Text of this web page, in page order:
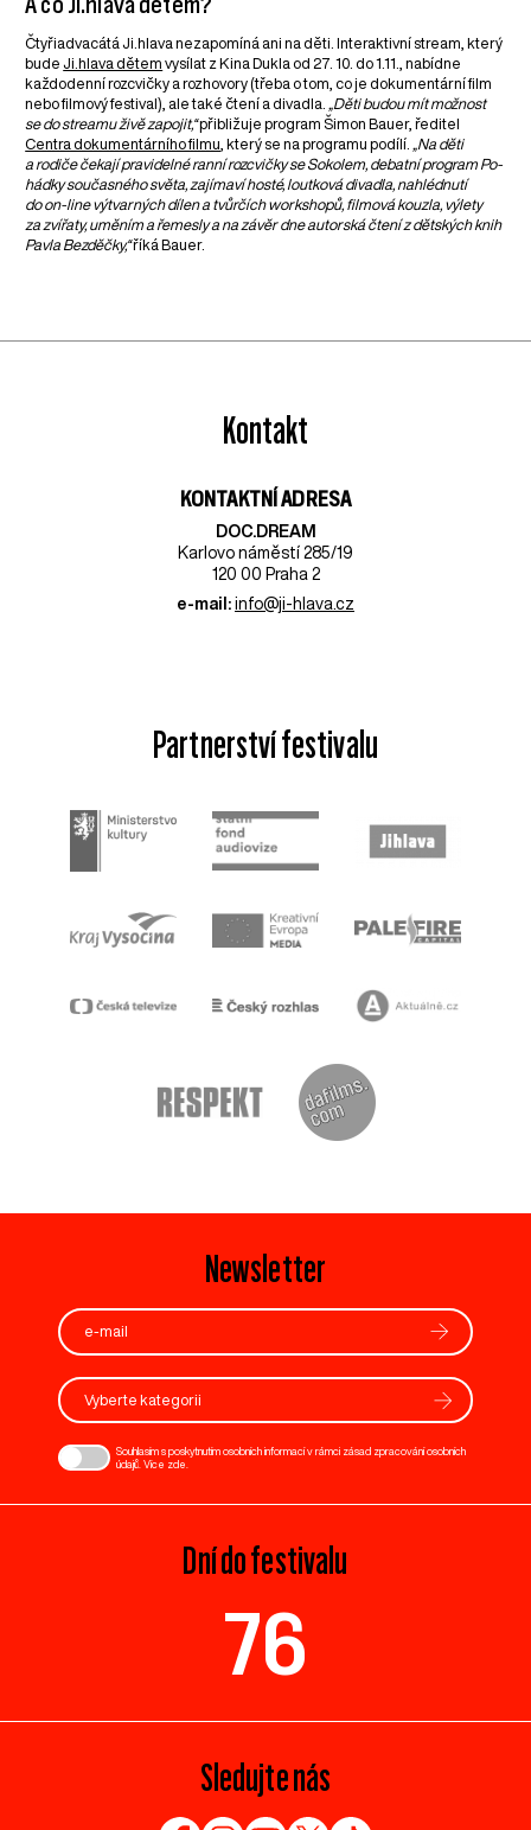
A co Ji.hlava dětem?
Čtyřiadvacátá Ji.hlava nezapomíná ani na děti. Interaktivní stream, který
bude Ji.hlava dětem vysílat z Kina Dukla od 27. 10. do 1.11., nabídne
každodenní rozcvičky a rozhovory (třeba o tom, co je dokumentární film
nebo filmový festival), ale také čtení a divadla. „Děti budou mít možnost
se do streamu živě zapojit,“přibližuje program Šimon Bauer, ředitel
Centra dokumentárního filmu , který se na programu podílí. „Na děti
a rodiče čekají pravidelné ranní rozcvičky se Sokolem, debatní program Po-
hádky současného světa, zajímaví hosté, loutková divadla, nahlédnutí
do on-line výtvarných dílen a tvůrčích workshopů, filmová kouzla, výlety
za zvířaty, uměním a řemesly a na závěr dne autorská čtení z dětských knih
Pavla Bezděčky,“říká Bauer.
Kontakt
KONTAKTNÍ ADRESA
DOC.DREAM​
Karlovo náměstí 285/19
120 00 Praha 2
e-mail: info@ji-hlava.cz
Partnerství festivalu
Newsletter
Vyberte kategorii
Souhlasím s poskytnutím osobních informací v rámci zásad zpracování osobních
údajů. Více zde
Dní do festivalu
76
Sledujte nás